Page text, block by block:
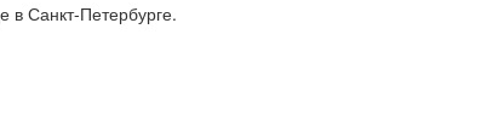
в Санкт-Петербурге.